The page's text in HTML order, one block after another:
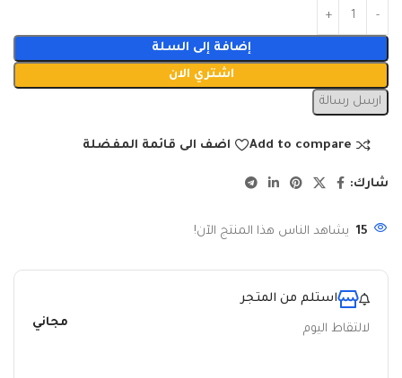
إضافة إلى السلة
اشتري الان
ارسل رسالة
Add to compare اضف الى قائمة المفضلة
شارك:
15 يشاهد الناس هذا المنتج الآن!
استلم من المتجر
لالتقاط اليوم مجاني